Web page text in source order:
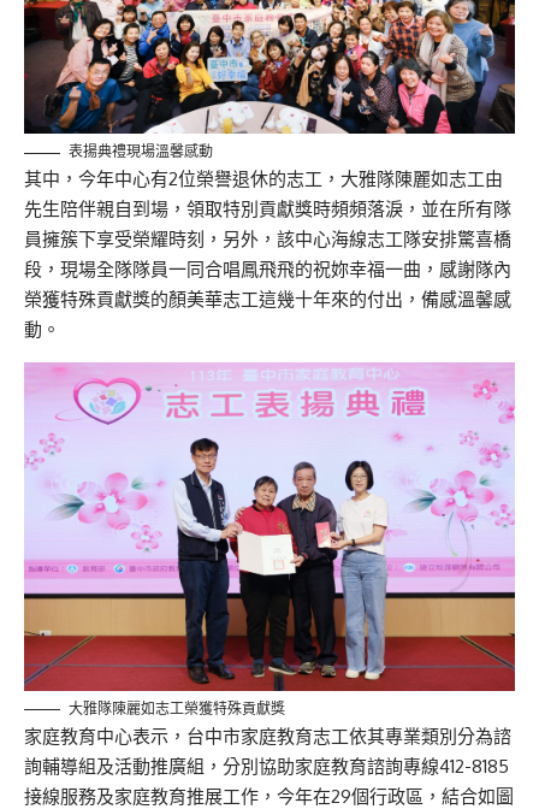
表揚典禮現場溫馨感動
其中，今年中心有2位榮譽退休的志工，大雅隊陳麗如志工由
先生陪伴親自到場，領取特別貢獻獎時頻頻落淚，並在所有隊
員擁簇下享受榮耀時刻，另外，該中心海線志工隊安排驚喜橋
段，現場全隊隊員一同合唱鳳飛飛的祝妳幸福一曲，感謝隊內
榮獲特殊貢獻獎的顏美華志工這幾十年來的付出，備感溫馨感
動。
大雅隊陳麗如志工榮獲特殊貢獻獎
家庭教育中心表示，台中市家庭教育志工依其專業類別分為諮
詢輔導組及活動推廣組，分別協助家庭教育諮詢專線412-8185
接線服務及家庭教育推展工作，今年在29個行政區，結合如圖